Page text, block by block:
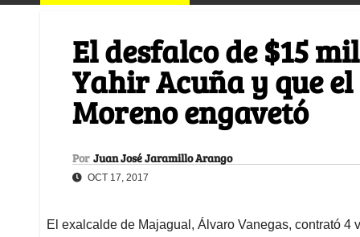
El desfalco de $15
Yahir Acuña y que
Moreno engavetó
Por Juan José Jaramillo Arango
OCT 17, 2017
El exalcalde de Majagual, Álvaro Vanegas, contrató